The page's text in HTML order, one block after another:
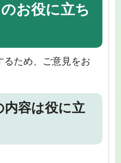
お役に立ち
るため、ご意見をお
容は役に立